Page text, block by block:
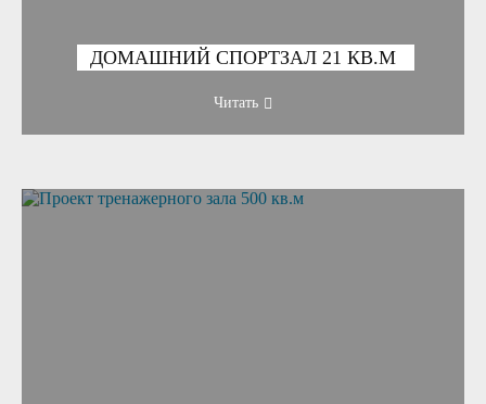
ДОМАШНИЙ СПОРТЗАЛ 21 КВ.М
Читать